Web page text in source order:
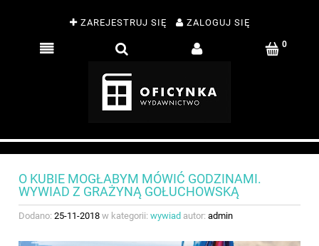
ZAREJESTRUJ SIĘ ZALOGUJ SIĘ
O KUBIE MOGŁABYM MÓWIĆ GODZINAMI.
WYWIAD Z GRAŻYNĄ GOŁUCHOWSKĄ
Dodano: 25-11-2018 w kategorii: wywiad autor: admin